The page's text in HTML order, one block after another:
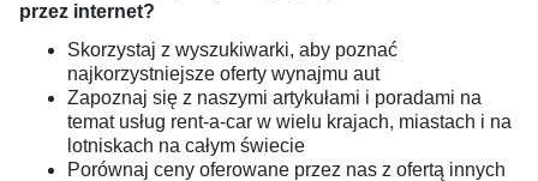
przez internet?
Skorzystaj z wyszukiwarki, aby poznać
najkorzystniejsze oferty wynajmu aut
Zapoznaj się z naszymi artykułami i poradami na
temat usług rent-a-car w wielu krajach, miastach i na
lotniskach na całym świecie
Porównaj ceny oferowane przez nas z ofertą innych